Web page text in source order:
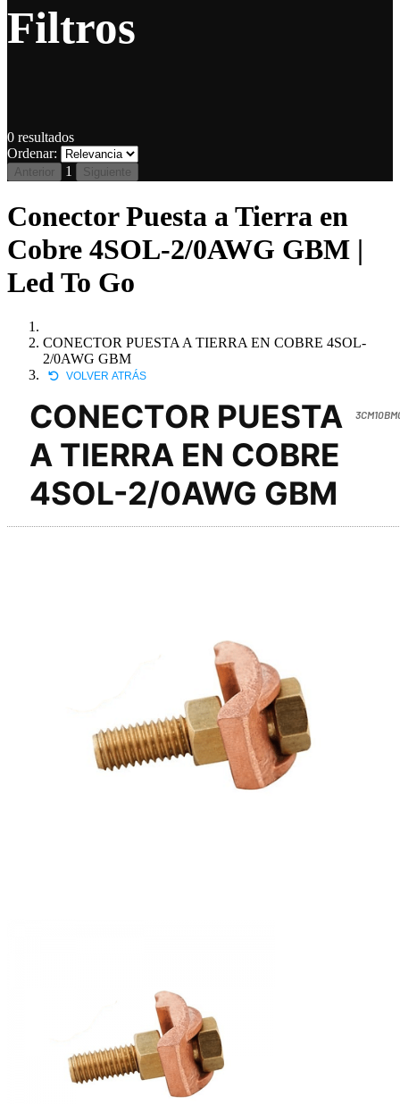
Filtros
0 resultados
Ordenar:
Anterior 1 Siguiente
Conector Puesta a Tierra en
Cobre 4SOL-2/0AWG GBM |
Led To Go
CONECTOR PUESTA A TIERRA EN COBRE 4SOL-
2/0AWG GBM
VOLVER ATRÁS
CONECTOR PUESTA
A TIERRA EN COBRE
4SOL-2/0AWG GBM